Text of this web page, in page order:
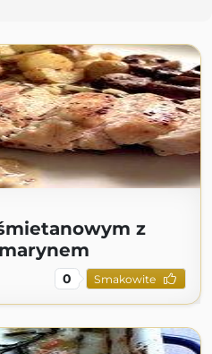
z
0 Smakowite